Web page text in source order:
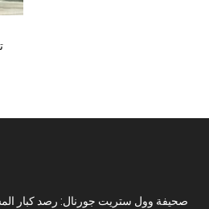
صحيفة وول ستريت جورنال: رصد كبار